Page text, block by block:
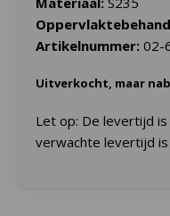
Artikelnummer: 02-
Uitverkocht, maar
Let op: De levertijd is
verwachte levertijd